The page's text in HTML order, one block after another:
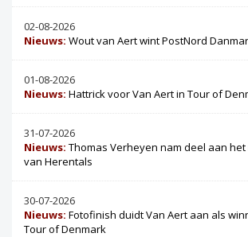
02-08-2026
Nieuws: Wout van Aert wint PostNord
01-08-2026
Nieuws: Hattrick voor Van Aert in Tour of
31-07-2026
Nieuws: Thomas Verheyen nam deel aan
van Herentals
30-07-2026
Nieuws: Fotofinish duidt Van Aert aan als
Tour of Denmark